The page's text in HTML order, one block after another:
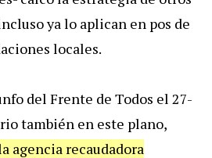
ya lo aplican en pos de
locales.
del Frente de Todos el 27-
también en este plano,
agencia recaudadora